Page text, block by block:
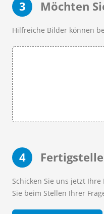
3 Möchten
Hilfreiche Bilder können
4
Schicken Sie uns jetzt
Sie beim Stellen Ihrer